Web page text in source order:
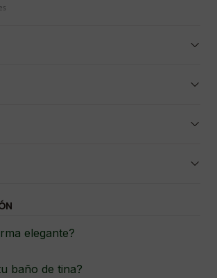
elegante?
baño de tina?